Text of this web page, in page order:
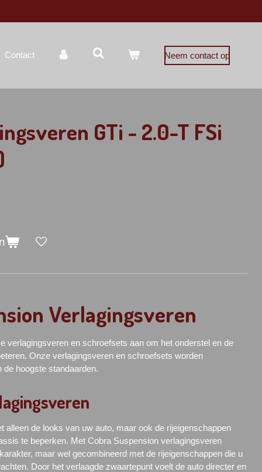
Contact Neem contact op
GTi - 2.0-T FSi
Verlagingsveren
verlagingsveren en schroefsets aan om het onderstel en de
Onze verlagingsveren en schroefsets worden
de hoogste standaarden.
alleen de looks van uw auto, maar ook de rijeigenschappen
te beperken. Met Cobra Suspension verlagingsveren
maar wel gecombineerd met de rijeigenschappen die u
Door het verlaagde zwaartepunt voelt de auto directer en